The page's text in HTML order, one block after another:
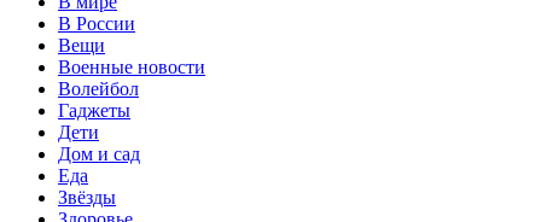
В России
Вещи
Военные новости
Волейбол
Гаджеты
Дети
Дом и сад
Еда
Звёзды